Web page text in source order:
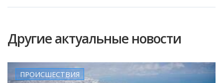
Другие актуальные новости
ПРОИСШЕСТВИЯ